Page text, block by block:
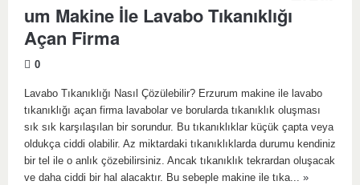
um Makine İle Lavabo Tıkanıklığı
Açan Firma
0
Lavabo Tıkanıklığı Nasıl Çözülebilir? Erzurum makine ile lavabo
tıkanıklığı açan firma lavabolar ve borularda tıkanıklık oluşması
sık sık karşılaşılan bir sorundur. Bu tıkanıklıklar küçük çapta veya
oldukça ciddi olabilir. Az miktardaki tıkanıklıklarda durumu kendiniz
bir tel ile o anlık çözebilirsiniz. Ancak tıkanıklık tekrardan oluşacak
ve daha ciddi bir hal alacaktır. Bu sebeple makine ile tıka... »